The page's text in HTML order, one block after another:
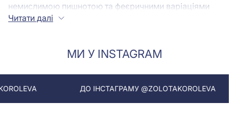
немислимою пишнотою та феєричними варіаціями
дизайнів. Ця яскрава деталь приверне погляди
Популярність золоті декоративні хрестики здобули
аж ніяк не за своє смислове навантаження. У ролі
оберега та релігійного символу використовуються
натільні хрестики з розп'яттям. Саме такі прикраси є
аксесуарами для християн. А хрестики декоративні
Читати далі
МИ У INSTAGRAM
ДО ІНСТАГРАМУ @ZOLOTAKOROLEVA ДО